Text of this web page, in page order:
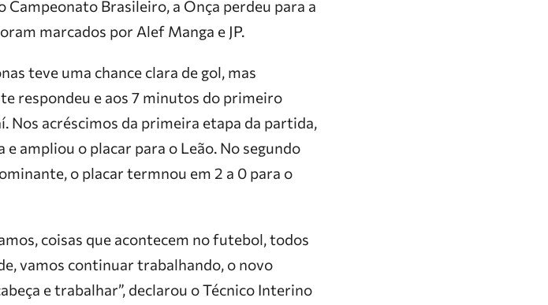
Campeonato Brasileiro, a Onça perdeu para a
marcados por Alef Manga e JP.
teve uma chance clara de gol, mas
respondeu e aos 7 minutos do primeiro
Nos acréscimos da primeira etapa da partida,
ampliou o placar para o Leão. No segundo
o placar termnou em 2 a 0 para o
coisas que acontecem no futebol, todos
vamos continuar trabalhando, o novo
e trabalhar”, declarou o Técnico Interino